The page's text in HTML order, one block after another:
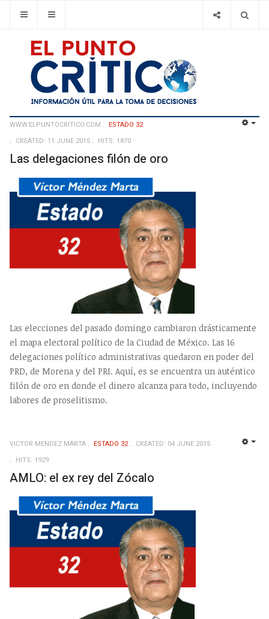
WWW.ELPUNTOCRITICO.COM
ESTADO 32
CREATED: 11 JUNE 2015
HITS: 1870
Las delegaciones filón de oro
Las elecciones del pasado domingo cambiaron drásticamente
el mapa electoral político de la Ciudad de México. Las 16
delegaciones político administrativas quedaron en poder del
PRD, de Morena y del PRI. Aquí, es se encuentra un auténtico
filón de oro en donde el dinero alcanza para todo, incluyendo
labores de proselitismo.
VICTOR MENDEZ MARTA ESTADO 32
CREATED: 04 JUNE 2015
HITS: 1929
AMLO: el ex rey del Zócalo